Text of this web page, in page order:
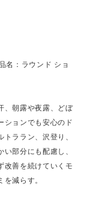
名：ラウンド ショ
、朝露や夜露、どぼ
ションでも安心のド
ララン、沢登り、
部分にも配慮し、
改善を続けていくモ
減らす。